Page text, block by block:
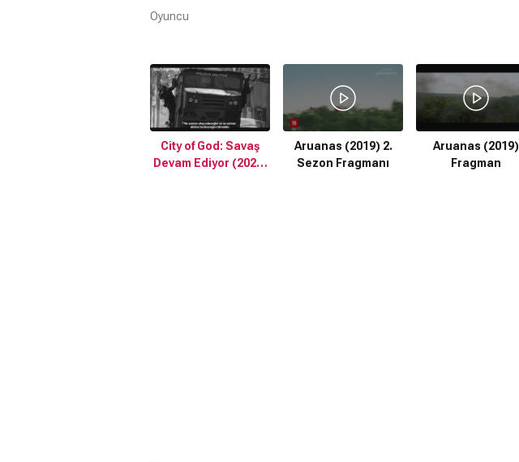
Oyuncu
City of God: Savaş
Devam Ediyor (2024)
Aruanas (2019) 2.
Sezon Fragmanı
Aruanas (2019)
Fragman